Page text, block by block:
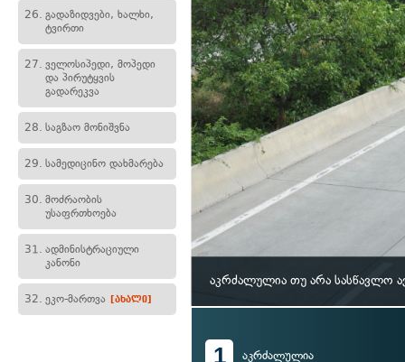
26. გადაზიდვები, ხალხი,
ტვირთი
27. ველოსიპედი, მოპედი
და პირუტყვის
გადარეკვა
28. საგზაო მონიშვნა
29. სამედიცინო დახმარება
30. მოძრაობის
უსაფრთხოება
31. ადმინისტრაციული
კანონი
32. ეკო-მართვა [ახალი]
აკრძალულია თუ არა სასწავლო
1 აკრძალულია